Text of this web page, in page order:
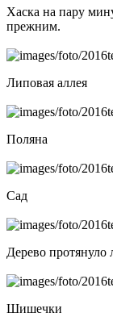
Хаска на пару
прежним.
Липовая аллея
Поляна
Сад
Дерево протянуло
Шишечки